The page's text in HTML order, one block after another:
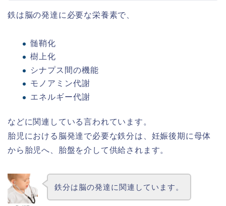
鉄は脳の発達に必要な栄養素で、
髄鞘化
樹上化
シナプス間の機能
モノアミン代謝
エネルギー代謝
などに関連している言われています。
胎児における脳発達で必要な鉄分は、妊娠後期に母体
から胎児へ、胎盤を介して供給されます。
鉄分は脳の発達に関連しています。